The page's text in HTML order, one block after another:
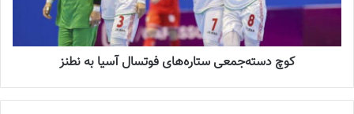
لژیونر اصفهانی فوتبال بانوان گفت: از سپاهان خداحافظی نکرده و
نمی‌کنم زیرا سپاهان خانه من است و شاید خیلی زود و شاید دیرتر به
این تیم بازگردم و راهم را ادامه دهم تا با قهرمانی با سپاهان این مسیر
را به پایان برسانم.
کوچ دسته‌جمعی ستاره‌های فوتسال آسیا به نطنز